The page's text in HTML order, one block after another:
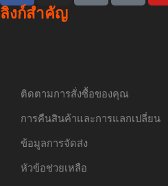
ลิงก์สำคัญ
ติดตามการสั่งซื้อของคุณ
การคืนสินค้าและการแลกเปลี่ยน
ข้อมูลการจัดส่ง
หัวข้อช่วยเหลือ